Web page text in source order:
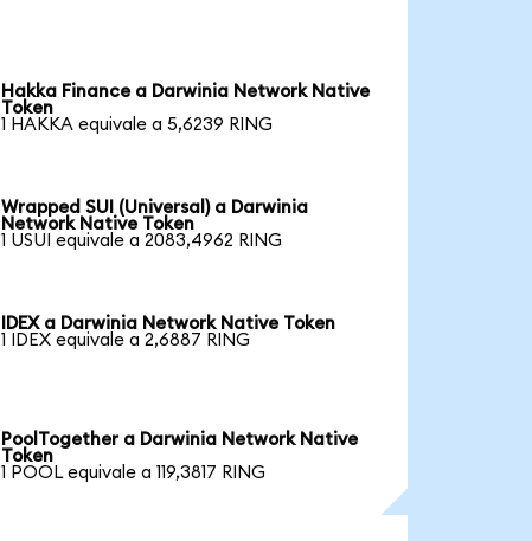
Hakka Finance a Darwinia Network Native
Token
1 HAKKA equivale a 5,6239 RING
Wrapped SUI (Universal) a Darwinia
Network Native Token
1 USUI equivale a 2083,4962 RING
IDEX a Darwinia Network Native Token
1 IDEX equivale a 2,6887 RING
PoolTogether a Darwinia Network Native
Token
1 POOL equivale a 119,3817 RING